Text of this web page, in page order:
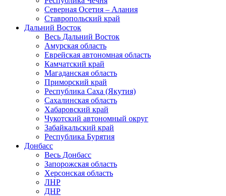
Северная Осетия – Алания
Ставропольский край
Дальний Восток
Весь Дальний Восток
Амурская область
Еврейская автономная область
Камчатский край
Магаданская область
Приморский край
Республика Саха (Якутия)
Сахалинская область
Хабаровский край
Чукотский автономный округ
Забайкальский край
Республика Бурятия
Донбасс
Весь Донбасс
Запорожская область
Херсонская область
ЛНР
ДНР